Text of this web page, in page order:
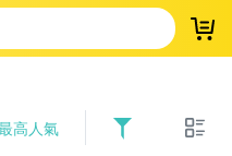
登
高人氣